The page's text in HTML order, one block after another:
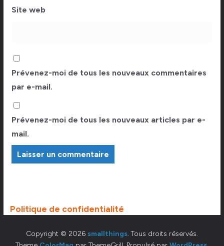
Site web
Prévenez-moi de tous les nouveaux commentaires
par e-mail.
Prévenez-moi de tous les nouveaux articles par e-
mail.
Politique de confidentialité
Copyright © 2026 smallthings. Tous droits réservés.